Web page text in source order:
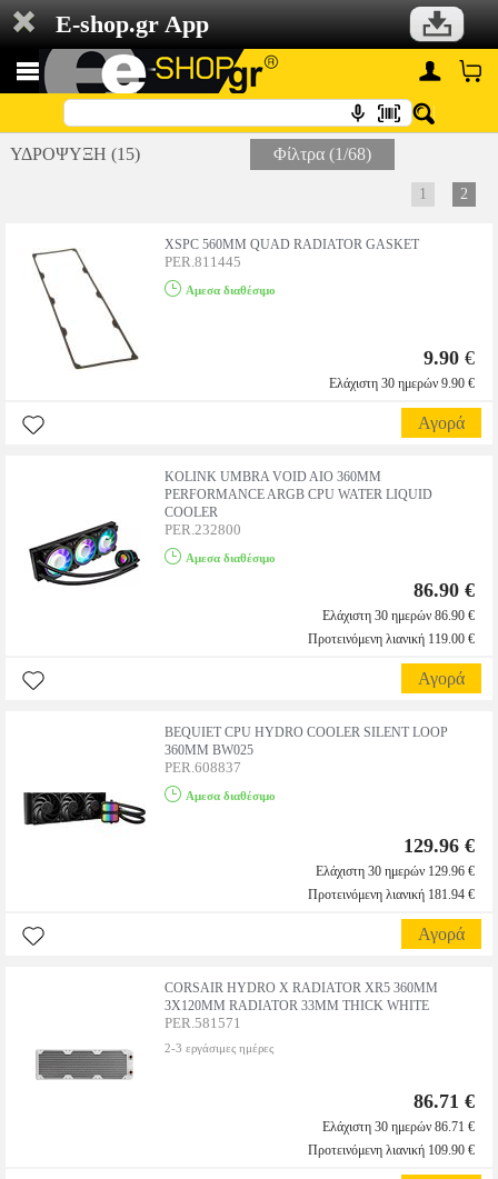
E-shop.gr App
ΥΔΡΟΨΥΞΗ (15) Φίλτρα (1/68)
1 2
XSPC 560MM QUAD RADIATOR GASKET
PER.811445
Αμεσα διαθέσιμο
9.90 €
Ελάχιστη 30 ημερών 9.90 €
Αγορά
KOLINK UMBRA VOID AIO 360MM
PERFORMANCE ARGB CPU WATER LIQUID
COOLER
PER.232800
Αμεσα διαθέσιμο
86.90 €
Ελάχιστη 30 ημερών 86.90 €
Προτεινόμενη λιανική 119.00 €
Αγορά
BEQUIET CPU HYDRO COOLER SILENT LOOP
360MM BW025
PER.608837
Αμεσα διαθέσιμο
129.96 €
Ελάχιστη 30 ημερών 129.96 €
Προτεινόμενη λιανική 181.94 €
Αγορά
CORSAIR HYDRO X RADIATOR XR5 360MM
3X120MM RADIATOR 33MM THICK WHITE
PER.581571
2-3 εργάσιμες ημέρες
86.71 €
Ελάχιστη 30 ημερών 86.71 €
Προτεινόμενη λιανική 109.90 €